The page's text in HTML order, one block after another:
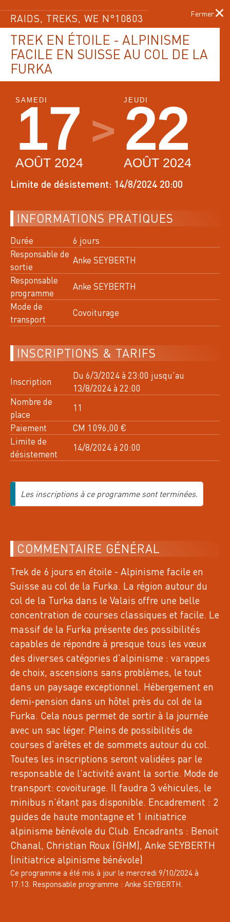
Menu
LE PROGRAMME
DES ACTIVITÉS
ACCUEIL PROGRAMME DES ACTIVITÉS
Toutes les activités de cette
semaine
10LU
TAILLEFER, 3335 OT
n°13426
LE GRAND GALBERT 2561 M & LE PLATEAU
DES LACS
12 ME
AOÛT 2026
BELLEDONNE, 3335 OT
2 GROUPES
n°13546
14
AOÛT 2026
GRANDES ROUSSES,
0 INSCRITS
n°13286
LA POINTE SALVADOR
15
AOÛT 2026
CHAMPSAUR, 3437 OT
2 GROUPES
4 INSCRITS
G1: 0 / G2: 4
n°13375
RANDO DU DIMANCHE
COL DE LA VENASQUE (2487 M) - COL DU
VIALLET (2240 M)
INFOS DU SITE
COMMENT CONTACTER LE CLUB ?
RAIDS, TREKS, WE N°10803
TREK EN ÉTOILE - ALPINISME
FACILE EN SUISSE AU COL DE LA
FURKA
SAMEDI
17
AOÛT 2024
>
JEUDI
22
AOÛT 2024
Limite de désistement: 14/8/2024 20:00
INFORMATIONS PRATIQUES
Durée
6 jours
Responsable de
sortie
Anke SEYBERTH
Responsable
programme
Anke SEYBERTH
Mode de
transport
Covoiturage
INSCRIPTIONS & TARIFS
Inscription
Du 6/3/2024 à 23:00 jusqu'au
13/8/2024 à 22:00
Nombre de
place
11
Paiement
CM 1 096,00 €
Limite de
désistement
14/8/2024 à 20:00
Les inscriptions à ce programme sont terminées.
COMMENTAIRE GÉNÉRAL
Trek de 6 jours en étoile - Alpinisme facile en
Suisse au col de la Furka. La région autour du
col de la Turka dans le Valais offre une belle
concentration de courses classiques et facile. Le
massif de la Furka présente des possibilités
capables de répondre à presque tous les vœux
des diverses catégories d'alpinisme : varappes
de choix, ascensions sans problèmes, le tout
dans un paysage exceptionnel. Hébergement en
demi-pension dans un hôtel près du col de la
Furka. Cela nous permet de sortir à la journée
avec un sac léger. Pleins de possibilités de
courses d'arêtes et de sommets autour du col.
Toutes les inscriptions seront validées par le
responsable de l'activité avant la sortie. Mode de
transport: covoiturage. Il faudra 3 véhicules, le
minibus n'étant pas disponible. Encadrement : 2
guides de haute montagne et 1 initiatrice
alpinisme bénévole du Club. Encadrants : Benoit
Chanal, Christian Roux (GHM), Anke SEYBERTH
(initiatrice alpinisme bénévole)
Ce programme a été mis à jour le mercredi 9/10/2024 à
17:13. Responsable programme : Anke SEYBERTH.
×